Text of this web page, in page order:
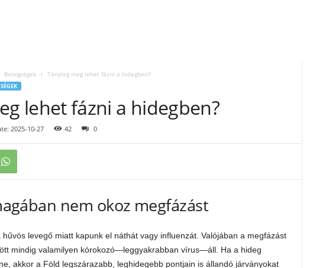
Betegségek Tényleg meg lehet fázni a hidegben?
lehet fázni a hidegben?
2025-10-27 42 0
nem okoz megfázást
levegő miatt kapunk el náthát vagy influenzát. Valójában a megfázást
mindig valamilyen kórokozó—leggyakrabban vírus—áll. Ha a hideg
akkor a Föld legszárazabb, leghidegebb pontjain is állandó járványokat